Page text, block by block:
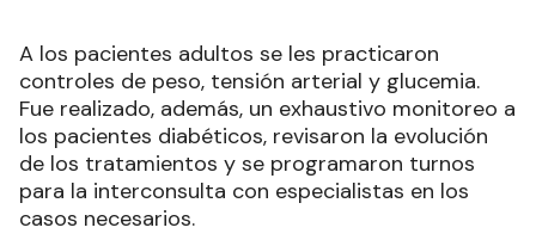
A los pacientes adultos se les practicaron
controles de peso, tensión arterial y glucemia.
Fue realizado, además, un exhaustivo monitoreo a
los pacientes diabéticos, revisaron la evolución
de los tratamientos y se programaron turnos
para la interconsulta con especialistas en los
casos necesarios.